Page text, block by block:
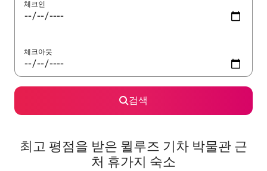
체크인
체크아웃
검색
최고 평점을 받은 뮐루즈 기차 박물관 근
처 휴가지 숙소